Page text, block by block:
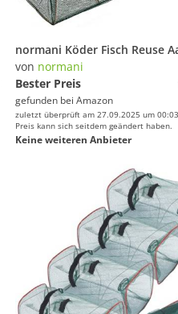
von normani
Bester Preis
gefunden bei Amazon
zuletzt überprüft am 27.09.2025 um
Preis kann sich seitdem geändert haben.
Keine weiteren Anbieter